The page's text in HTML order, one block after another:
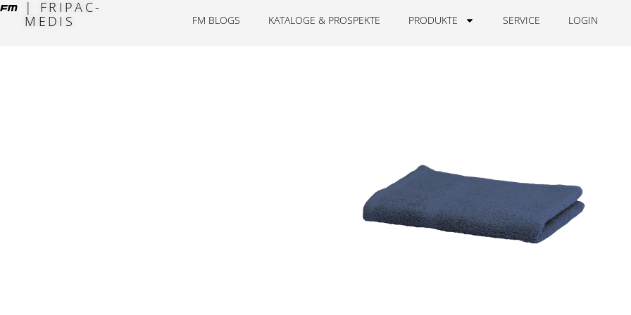
| FRIPAC-
MEDIS
FM BLOGS KATALOGE & PROSPEKTE PRODUKTE SERVICE LOGIN